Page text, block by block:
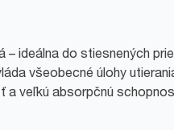
– ideálna do stiesnených
všeobecné úlohy
a veľkú absorpčnú